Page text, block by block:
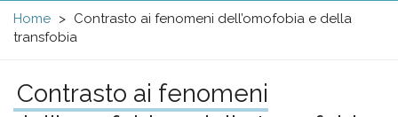
nazionale
di
Home
Contrasto ai fenomeni dell’omofobia e della
transfobia
Contrasto ai fenomeni